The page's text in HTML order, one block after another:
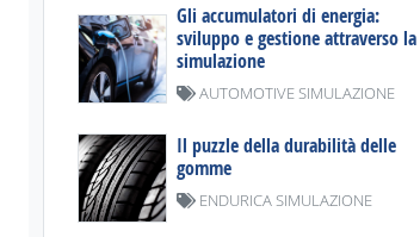
Gli accumulatori di energia:
sviluppo e gestione attraverso la
simulazione
AUTOMOTIVE SIMULAZIONE
Il puzzle della durabilità delle
gomme
ENDURICA SIMULAZIONE